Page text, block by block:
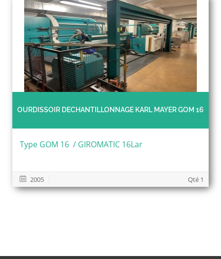
OURDISSOIR DECHANTILLONNAGE KARL MAYER GOM 16
Type GOM 16 / GIROMATIC 16Lar
2005 Qté 1